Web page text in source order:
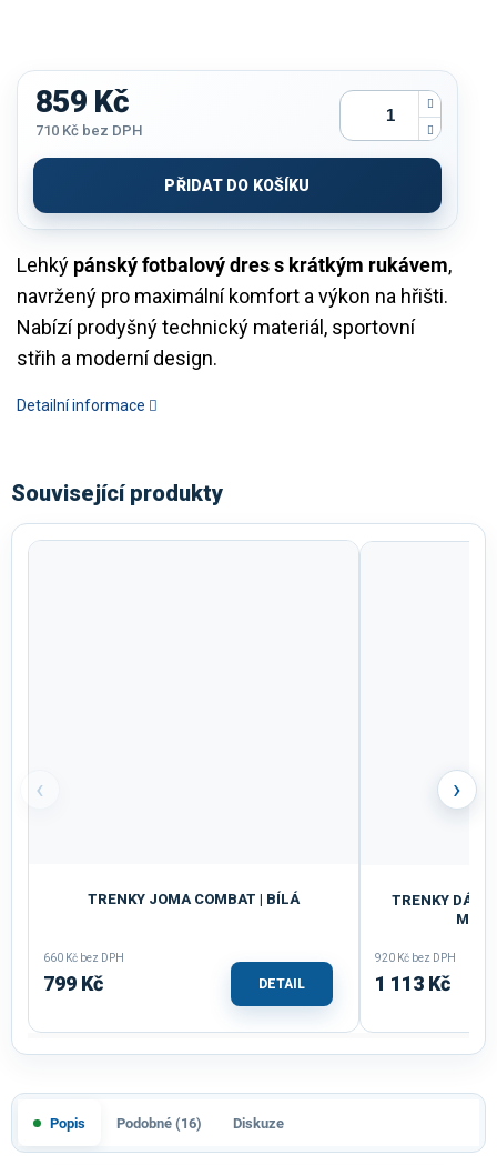
Lehký pánský fotbalový dres s krátkým rukávem,
navržený pro maximální komfort a výkon na hřišti.
Nabízí prodyšný technický materiál, sportovní
střih a moderní design.
Detailní informace
859 Kč
710 Kč bez DPH
cena:
PŘIDAT DO KOŠÍKU
Související produkty
‹
TRENKY JOMA COMBAT | BÍLÁ
660 Kč bez DPH
799 Kč DETAIL
TRENKY
920 Kč bez DPH
1 113 Kč
›
Popis Podobné (16) Diskuze